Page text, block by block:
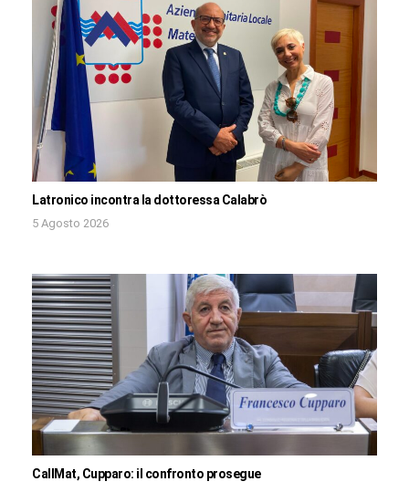
Latronico incontra la dottoressa Calabrò
5 Agosto 2026
CallMat, Cupparo: il confronto prosegue